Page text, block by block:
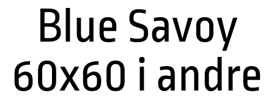
Blue Savoy
60x60 i andre